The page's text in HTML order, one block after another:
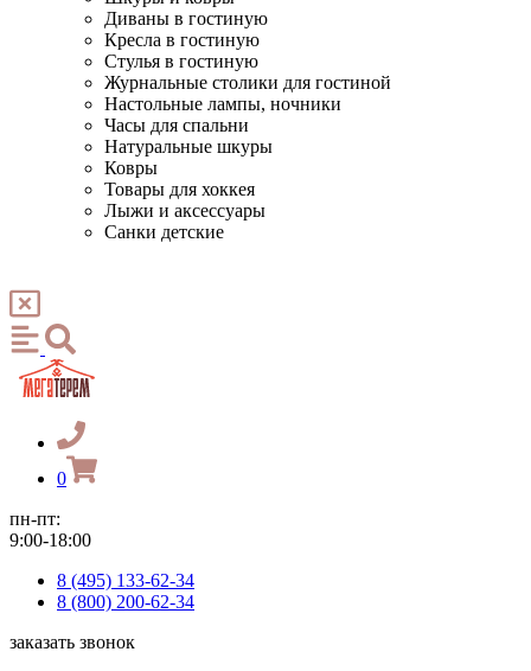
Диваны в гостиную
Кресла в гостиную
Стулья в гостиную
Журнальные столики для гостиной
Настольные лампы, ночники
Часы для спальни
Натуральные шкуры
Ковры
Товары для хоккея
Лыжи и аксессуары
Санки детские
0
пн-пт:
9:00-18:00
8 (495) 133-62-34
8 (800) 200-62-34
заказать звонок